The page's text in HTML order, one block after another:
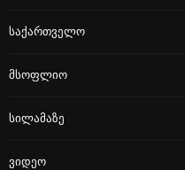
Საქართველო
Მსოფლიო
Სილამაზე
Ვიდეო